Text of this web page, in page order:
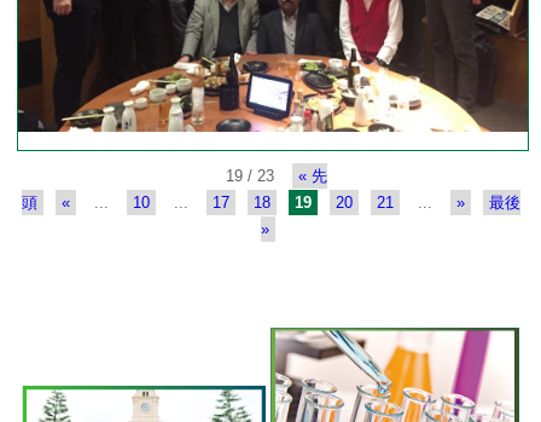
19 / 23
« 先
頭
« 10 17 18 19 20 21 »
最後
»